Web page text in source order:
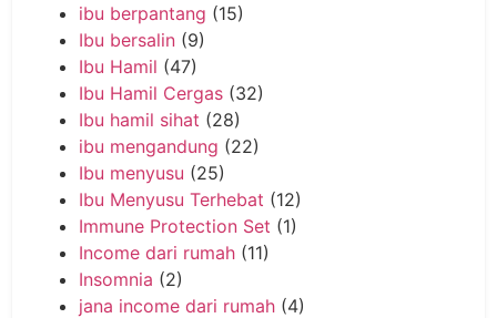
ibu berpantang (15)
Ibu bersalin (9)
Ibu Hamil (47)
Ibu Hamil Cergas (32)
Ibu hamil sihat (28)
ibu mengandung (22)
Ibu menyusu (25)
Ibu Menyusu Terhebat (12)
Immune Protection Set (1)
Income dari rumah (11)
Insomnia (2)
jana income dari rumah (4)